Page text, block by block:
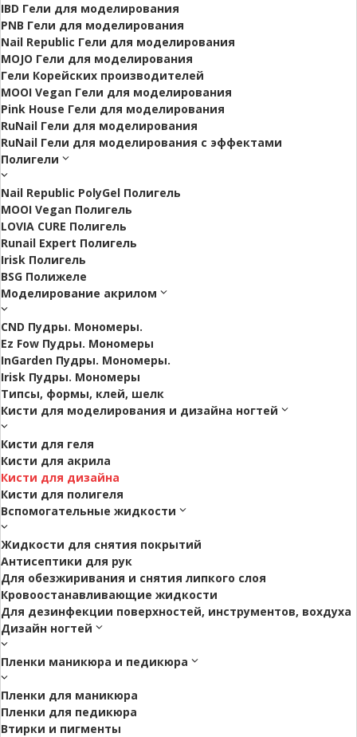
IBD Гели для моделирования
PNB Гели для моделирования
Nail Republic Гели для моделирования
MOJO Гели для моделирования
Гели Корейских производителей
MOOI Vegan Гели для моделирования
Pink House Гели для моделирования
RuNail Гели для моделирования
RuNail Гели для моделирования с эффектами
Полигели
Nail Republic PolyGel Полигель
MOOI Vegan Полигель
LOVIA CURE Полигель
Runail Expert Полигель
Irisk Полигель
BSG Полижеле
Моделирование акрилом
CND Пудры. Мономеры.
Ez Fow Пудры. Мономеры
InGarden Пудры. Мономеры.
Irisk Пудры. Мономеры
Типсы, формы, клей, шелк
Кисти для моделирования и дизайна ногтей
Кисти для геля
Кисти для акрила
Кисти для дизайна
Кисти для полигеля
Вспомогательные жидкости
Жидкости для снятия покрытий
Антисептики для рук
Для обезжиривания и снятия липкого слоя
Кровоостанавливающие жидкости
Для дезинфекции поверхностей, инструментов, вохдуха
Дизайн ногтей
Пленки маникюра и педикюра
Пленки для маникюра
Пленки для педикюра
Втирки и пигменты